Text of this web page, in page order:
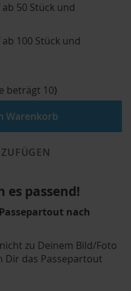
50 Stück und
100 Stück und
beträgt 10)
Warenkorb
es passend!
nach
zu Deinem Bild/Foto
Dir das Passepartout